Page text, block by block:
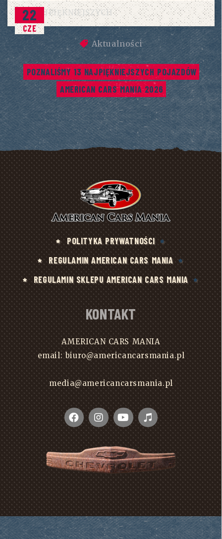
22
CZE
Aktualności
POZNALIŚMY 13 NAJPIĘKNIEJSZYCH POJAZDÓW
AMERICAN CARS MANIA 2026
POLITYKA PRYWATNOŚCI
REGULAMIN AMERICAN CARS MANIA
REGULAMIN SKLEPU AMERICAN CARS MANIA
KONTAKT
AMERICAN CARS MANIA
email: biuro@americancarsmania.pl
media@americancarsmania.pl